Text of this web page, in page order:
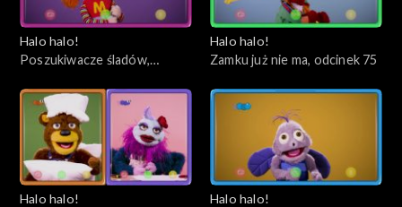
Halo halo!
Poszukiwacze śladów,
Halo halo!
Zamku już nie ma, odcinek 75
Halo halo!
Halo halo!